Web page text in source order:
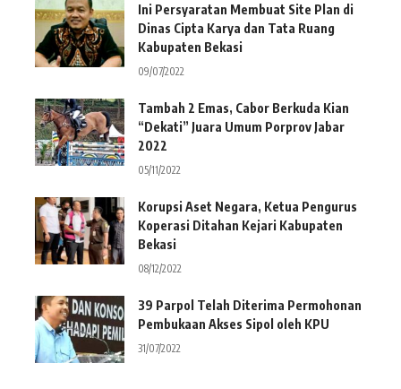
Ini Persyaratan Membuat Site Plan di
Dinas Cipta Karya dan Tata Ruang
Kabupaten Bekasi
09/07/2022
Tambah 2 Emas, Cabor Berkuda Kian
“Dekati” Juara Umum Porprov Jabar
2022
05/11/2022
Korupsi Aset Negara, Ketua Pengurus
Koperasi Ditahan Kejari Kabupaten
Bekasi
08/12/2022
39 Parpol Telah Diterima Permohonan
Pembukaan Akses Sipol oleh KPU
31/07/2022